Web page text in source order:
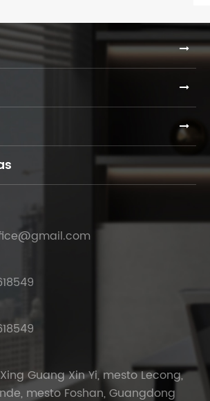
Guang Xin Yi, mesto Lecong,
mesto Foshan, Guangdong